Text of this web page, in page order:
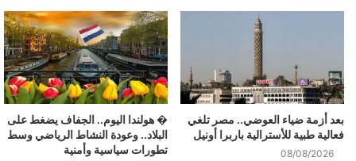
بعد أزمة ضياء العوضي.. مصر تلغي
فعالية طبية للأسترالية باربرا أونيل
08/08/2026
� هولندا اليوم.. الجفاف يضغط على
البلاد.. وعودة النشاط الرياضي وسط
تطورات سياسية وأمنية